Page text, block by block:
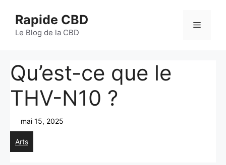
contenu
Rapide CBD
Le Blog de la CBD
Menu
Qu’est-ce que le
THV-N10 ?
mai 15, 2025
Arts